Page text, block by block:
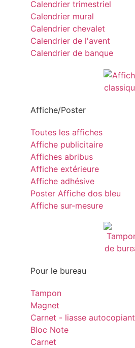
Calendrier trimestriel
Calendrier mural
Calendrier chevalet
Calendrier de l'avent
Calendrier de banque
Affiche/Poster
Toutes les affiches
Affiche publicitaire
Affiches abribus
Affiche extérieure
Affiche adhésive
Poster Affiche dos bleu
Affiche sur-mesure
Pour le bureau
Tampon
Magnet
Carnet - liasse autocopiant
Bloc Note
Carnet